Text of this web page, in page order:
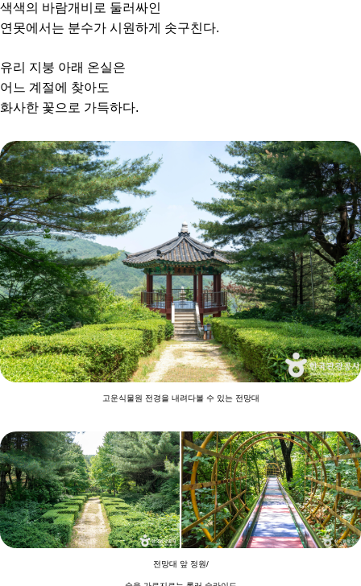
색색의 바람개비로 둘러싸인
연못에서는 분수가 시원하게 솟구친다.
유리 지붕 아래 온실은
어느 계절에 찾아도
화사한 꽃으로 가득하다.
고운식물원 전경을 내려다볼 수 있는 전망대
전망대 앞 정원/